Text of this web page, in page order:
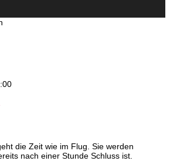
die Zeit wie im Flug. Sie werden
nach einer Stunde Schluss ist.